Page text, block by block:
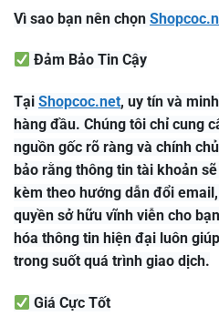
Vì sao bạn nên chọn
Đảm Bảo Tin Cậy
Tại Shopcoc.net, uy tín và
hàng đầu. Chúng tôi chỉ cung
nguồn gốc rõ ràng và chính
bảo rằng thông tin tài khoản
kèm theo hướng dẫn đổi
quyền sở hữu vĩnh viễn cho
hóa thông tin hiện đại luôn
trong suốt quá trình giao dịch.
Giá Cực Tốt